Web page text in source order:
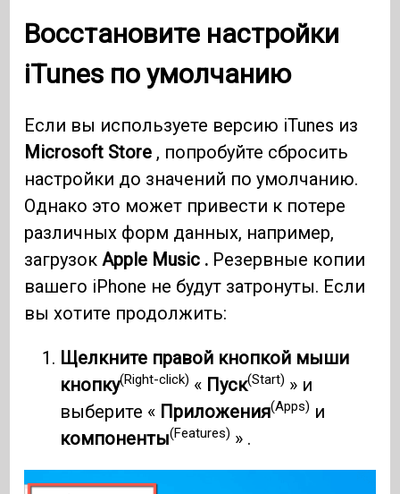
Восстановите настройки
iTunes по умолчанию
Если вы используете версию iTunes из
Microsoft Store , попробуйте сбросить
настройки до значений по умолчанию.
Однако это может привести к потере
различных форм данных, например,
загрузок Apple Music . Резервные копии
вашего iPhone не будут затронуты. Если
вы хотите продолжить:
Щелкните правой кнопкой мыши
кнопку(Right-click) « Пуск(Start) » и
выберите « Приложения(Apps) и
компоненты(Features) » .